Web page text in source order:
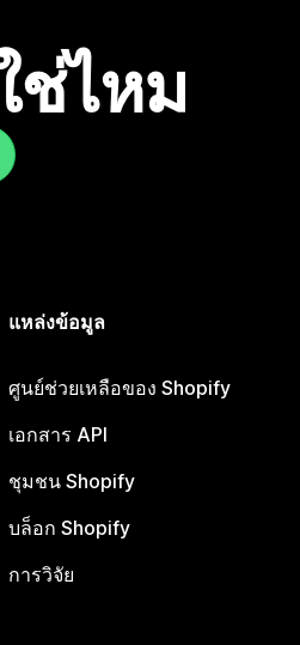
ช่ไหม
แหล่งข้อมูล
ศูนย์ช่วยเหลือของ Shopify
เอกสาร API
ชุมชน Shopify
บล็อก Shopify
การวิจัย